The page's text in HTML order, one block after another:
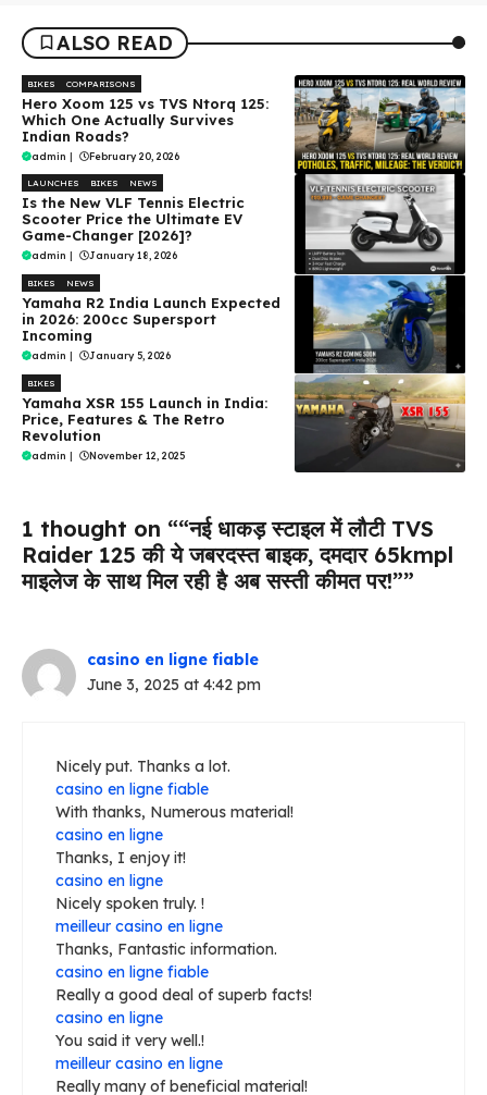
ALSO READ
BIKES COMPARISONS
Hero Xoom 125 vs TVS Ntorq 125:
Which One Actually Survives
Indian Roads?
admin | February 20, 2026
LAUNCHES BIKES NEWS
Is the New VLF Tennis Electric
Scooter Price the Ultimate EV
Game-Changer [2026]?
admin January 18, 2026
BIKES NEWS
Yamaha R2 India Launch Expected
in 2026: 200cc Supersport
Incoming
admin | January 5, 2026
BIKES
Yamaha XSR 155 Launch in India:
Price, Features & The Retro
Revolution
admin | November 12, 2025
1 thought on ““नई धाकड़ स्टाइल में लौटी TVS
Raider 125 की ये जबरदस्त बाइक, दमदार 65kmpl
माइलेज के साथ मिल रही है अब सस्ती कीमत पर!””
casino en ligne fiable
June 3, 2025 at 4:42 pm
Nicely put. Thanks a lot.
casino en ligne fiable
With thanks, Numerous material!
casino en ligne
Thanks, I enjoy it!
casino en ligne
Nicely spoken truly. !
meilleur casino en ligne
Thanks, Fantastic information.
casino en ligne fiable
Really a good deal of superb facts!
casino en ligne
You said it very well.!
meilleur casino en ligne
Really many of beneficial material!